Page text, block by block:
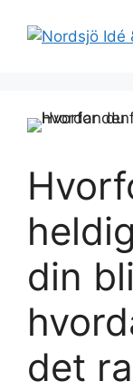
din
det